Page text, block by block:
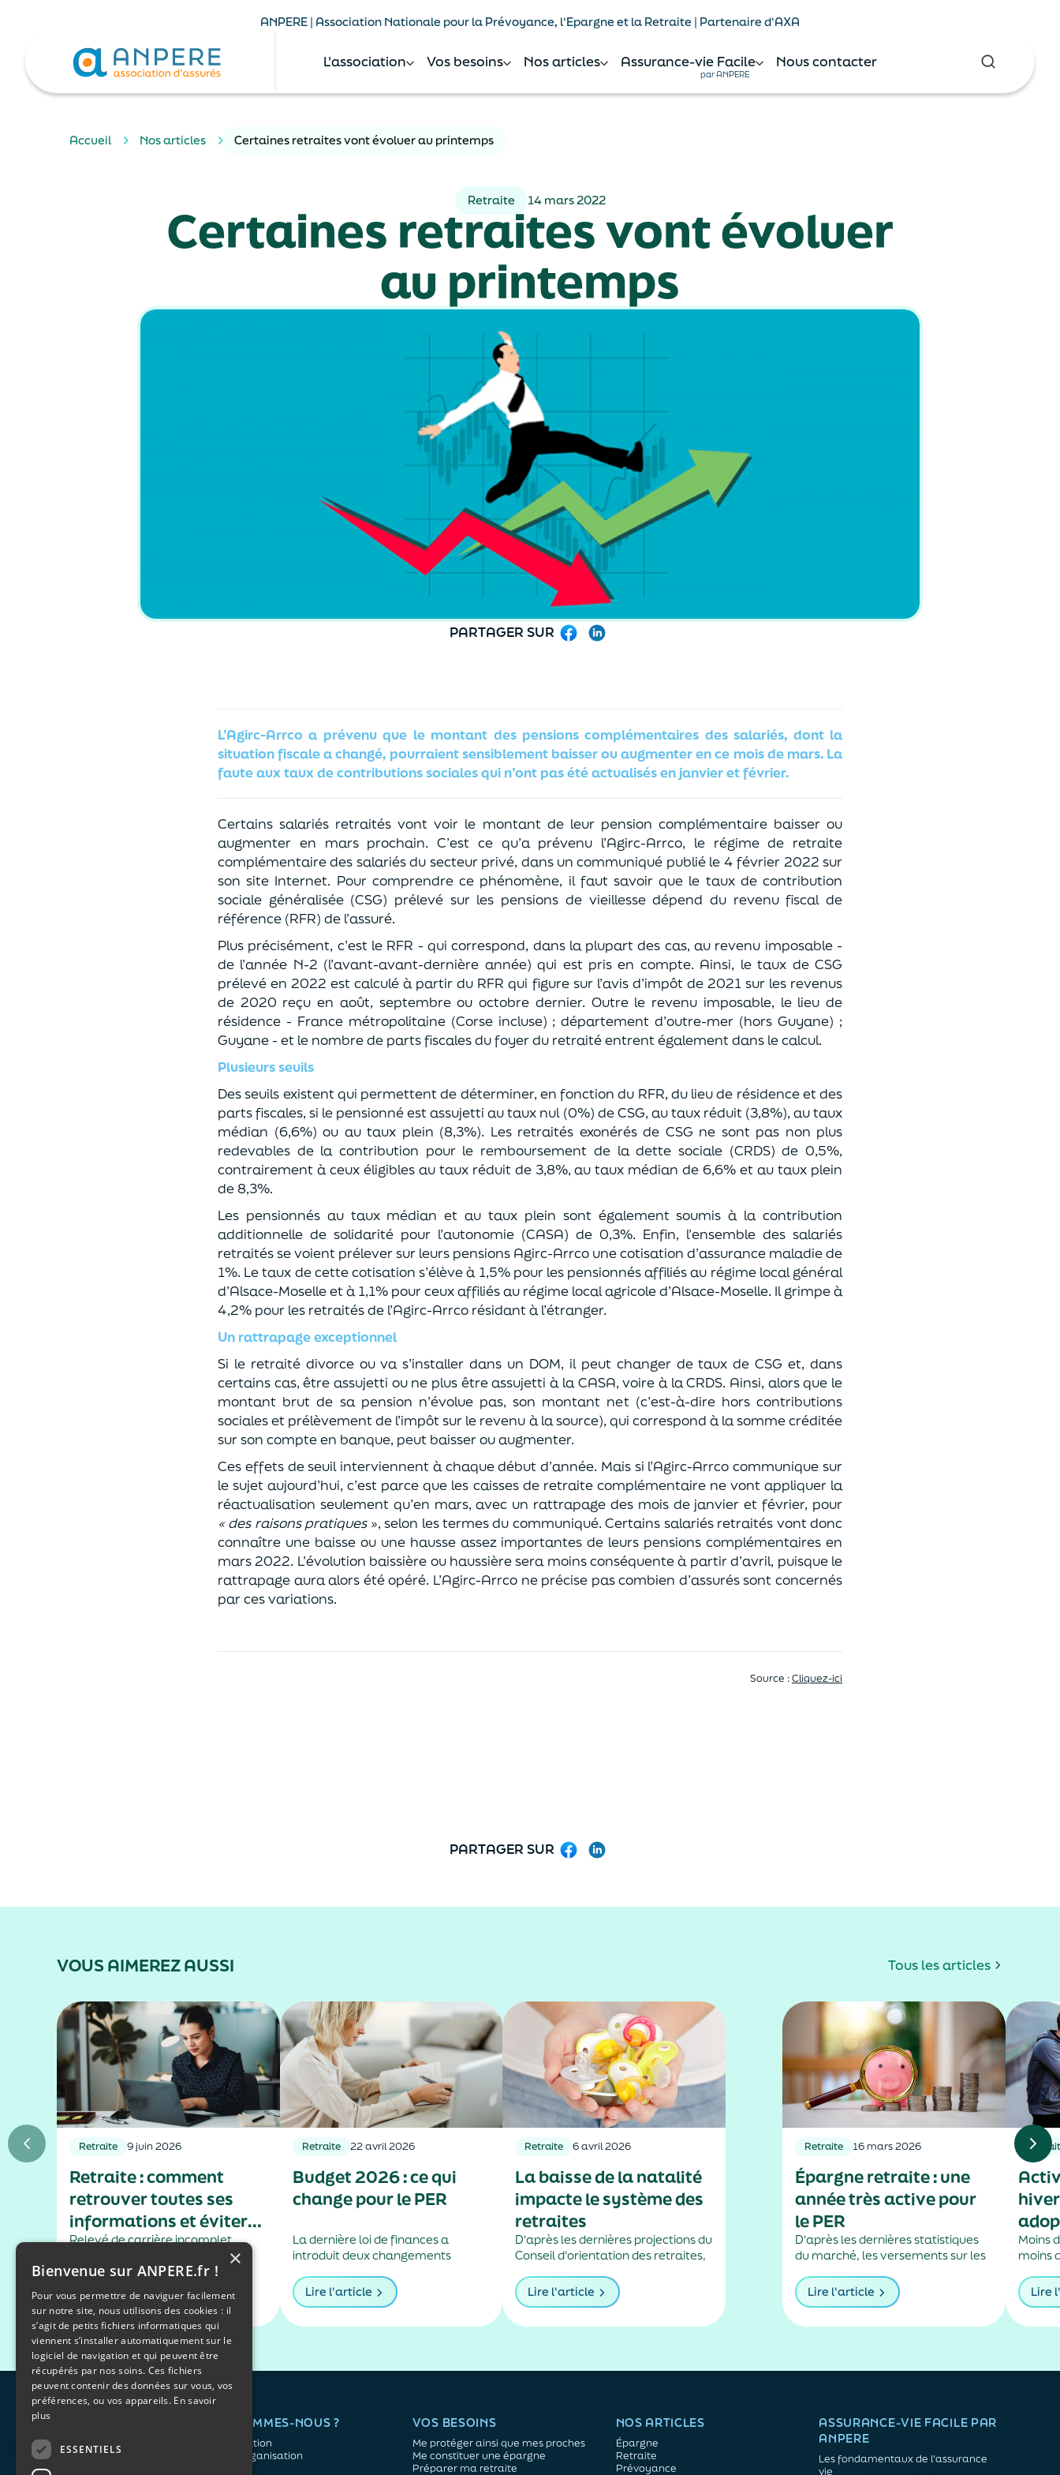
ANPERE | Association Nationale pour la Prévoyance, l'Epargne et la Retraite | Partenaire d'AXA
L'association Vos besoins Nos articles Assurance-vie Facile
par ANPERE
Nous contacter
Accueil Nos articles Certaines retraites vont évoluer au printemps
Retraite 14 mars 2022
Certaines retraites vont évoluer
au printemps
PARTAGER SUR Facebook
L’Agirc-Arrco a prévenu que le montant des pensions complémentaires des salariés, dont la
situation fiscale a changé, pourraient sensiblement baisser ou augmenter en ce mois de mars. La
faute aux taux de contributions sociales qui n’ont pas été actualisés en janvier et février.
Certains salariés retraités vont voir le montant de leur pension complémentaire baisser ou
augmenter en mars prochain. C’est ce qu’a prévenu l’Agirc-Arrco, le régime de retraite
complémentaire des salariés du secteur privé, dans un communiqué publié le 4 février 2022 sur
son site Internet. Pour comprendre ce phénomène, il faut savoir que le taux de contribution
sociale généralisée (CSG) prélevé sur les pensions de vieillesse dépend du revenu fiscal de
référence (RFR) de l’assuré.
Plus précisément, c’est le RFR - qui correspond, dans la plupart des cas, au revenu imposable -
de l’année N-2 (l’avant-avant-dernière année) qui est pris en compte. Ainsi, le taux de CSG
prélevé en 2022 est calculé à partir du RFR qui figure sur l’avis d’impôt de 2021 sur les revenus
de 2020 reçu en août, septembre ou octobre dernier. Outre le revenu imposable, le lieu de
résidence - France métropolitaine (Corse incluse) ; département d’outre-mer (hors Guyane) ;
Guyane - et le nombre de parts fiscales du foyer du retraité entrent également dans le calcul.
Plusieurs seuils
Des seuils existent qui permettent de déterminer, en fonction du RFR, du lieu de résidence et des
parts fiscales, si le pensionné est assujetti au taux nul (0%) de CSG, au taux réduit (3,8%), au taux
médian (6,6%) ou au taux plein (8,3%). Les retraités exonérés de CSG ne sont pas non plus
redevables de la contribution pour le remboursement de la dette sociale (CRDS) de 0,5%,
contrairement à ceux éligibles au taux réduit de 3,8%, au taux médian de 6,6% et au taux plein
de 8,3%.
Les pensionnés au taux médian et au taux plein sont également soumis à la contribution
additionnelle de solidarité pour l’autonomie (CASA) de 0,3%. Enfin, l’ensemble des salariés
retraités se voient prélever sur leurs pensions Agirc-Arrco une cotisation d’assurance maladie de
1%. Le taux de cette cotisation s’élève à 1,5% pour les pensionnés affiliés au régime local général
d’Alsace-Moselle et à 1,1% pour ceux affiliés au régime local agricole d’Alsace-Moselle. Il grimpe à
4,2% pour les retraités de l’Agirc-Arrco résidant à l’étranger.
Un rattrapage exceptionnel
Si le retraité divorce ou va s’installer dans un DOM, il peut changer de taux de CSG et, dans
certains cas, être assujetti ou ne plus être assujetti à la CASA, voire à la CRDS. Ainsi, alors que le
montant brut de sa pension n’évolue pas, son montant net (c’est-à-dire hors contributions
sociales et prélèvement de l’impôt sur le revenu à la source), qui correspond à la somme créditée
sur son compte en banque, peut baisser ou augmenter.
Ces effets de seuil interviennent à chaque début d’année. Mais si l’Agirc-Arrco communique sur
le sujet aujourd’hui, c’est parce que les caisses de retraite complémentaire ne vont appliquer la
réactualisation seulement qu’en mars, avec un rattrapage des mois de janvier et février, pour
« des raisons pratiques », selon les termes du communiqué. Certains salariés retraités vont donc
connaître une baisse ou une hausse assez importantes de leurs pensions complémentaires en
mars 2022. L’évolution baissière ou haussière sera moins conséquente à partir d’avril, puisque le
rattrapage aura alors été opéré. L’Agirc-Arrco ne précise pas combien d’assurés sont concernés
par ces variations.
Source :Cliquez-ici
PARTAGER SUR Facebook
VOUS AIMEREZ AUSSI Tous les articles
Retraite 9 juin 2026
Retraite : comment
retrouver toutes ses
informations et éviter
les mauvaises
surprises ?
Relevé de carrière incomplet,
oubliés… À quelques années de la
beaucoup découvrent que leurs
informations ne sont pas toujours
parfaitement à jour. Pourtant,
vérifier régulièrement ses droits
permet d’anticiper, de...
Lire l'article
Retraite 22 avril 2026
Budget 2026 : ce qui
change pour le PER
La dernière loi de finances a
introduit deux changements
retraite.
Lire l'article
Retraite 6 avril 2026
La baisse de la natalité
impacte le système des
retraites
D'après les dernières projections du
Conseil d'orientation des retraites,
femme risque de creuser le déficit
des régimes français des retraites.
Lire l'article
Retraite 16 mars 2026
Épargne retraite : une
année très active pour
le PER
D'après les dernières statistiques
du marché, les versements sur les
assurantiels ont sensiblement
augmenté l’an passé.
Lire l'article
Moins
moins
baisse
Lire
QUI SOMMES-NOUS ?
L'association
Notre organisation
VOS BESOINS
Me protéger ainsi que mes proches
Me constituer une épargne
Préparer ma retraite
NOS ARTICLES
Épargne
Retraite
Prévoyance
ASSURANCE-VIE FACILE PAR
ANPERE
Les fondamentaux de l'assurance
vie
×
Bienvenue sur ANPERE.fr !
Pour vous permettre de naviguer facilement
sur notre site, nous utilisons des cookies : il
s’agit de petits fichiers informatiques qui
viennent s’installer automatiquement sur le
logiciel de navigation et qui peuvent être
récupérés par nos soins. Ces fichiers
peuvent contenir des données sur vous, vos
préférences, ou vos appareils. En savoir
plus
ESSENTIELS